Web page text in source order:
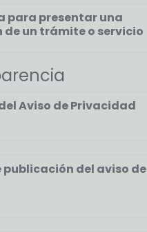
para presentar una
un trámite o servicio
Aviso de Privacidad
publicación del aviso de